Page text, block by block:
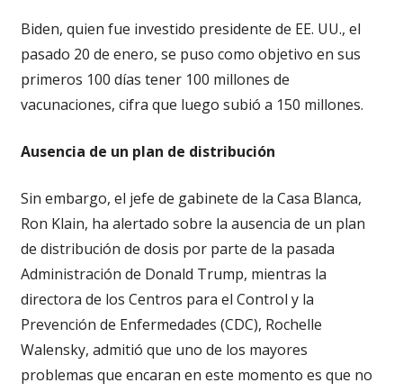
Biden, quien fue investido presidente de EE. UU., el
pasado 20 de enero, se puso como objetivo en sus
primeros 100 días tener 100 millones de
vacunaciones, cifra que luego subió a 150 millones.
Ausencia de un plan de distribución
Sin embargo, el jefe de gabinete de la Casa Blanca,
Ron Klain, ha alertado sobre la ausencia de un plan
de distribución de dosis por parte de la pasada
Administración de Donald Trump, mientras la
directora de los Centros para el Control y la
Prevención de Enfermedades (CDC), Rochelle
Walensky, admitió que uno de los mayores
problemas que encaran en este momento es que no